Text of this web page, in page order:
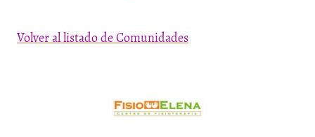
Volver al listado de Comunidades